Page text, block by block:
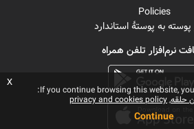
Policies
پوسته به پوستهٔ استاندارد
نرم‌افزار تلفن همراه
If you continue browsing this website,
حلقه privacy and cookies policy
Continue
x